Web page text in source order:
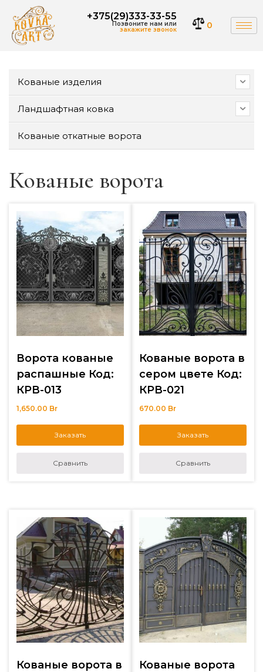
+375(29)333-33-55
Позвоните нам или
закажите звонок 0
Кованые изделия
Ландшафтная ковка
Кованые откатные ворота
Кованые ворота
Ворота кованые
распашные Код:
КРВ-013
1,650.00 Br
Заказать
Сравнить
Кованые ворота в
сером цвете Код:
КРВ-021
670.00 Br
Заказать
Сравнить
Кованые ворота в
Кованые ворота